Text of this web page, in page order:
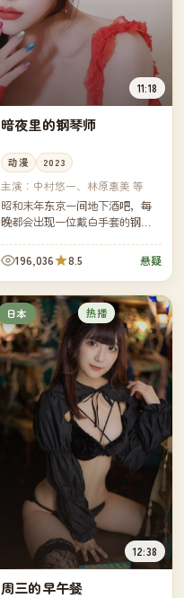
11:18
暗夜里的钢琴师
动漫 2023
主演： 中村悠一、林原惠美 等
昭和末年东京一间地下酒吧，每
晚都会出现一位戴白手套的钢琴
发现，每个消失的人最后听到的
都是同一首曲子。
196,036 8.5 悬疑
日本 热播
12:38
周三的早午餐